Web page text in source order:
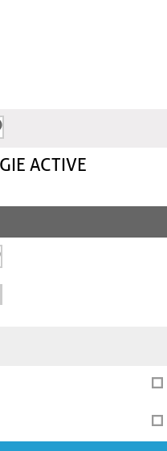
ACTIVE